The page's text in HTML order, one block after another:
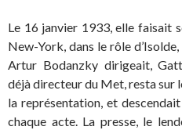
Le 16 janvier 1933, elle faisait
New-York, dans le rôle
Artur Bodanzky dirigeait,
déjà directeur du Met, resta sur
la représentation, et
chaque acte. La presse, le